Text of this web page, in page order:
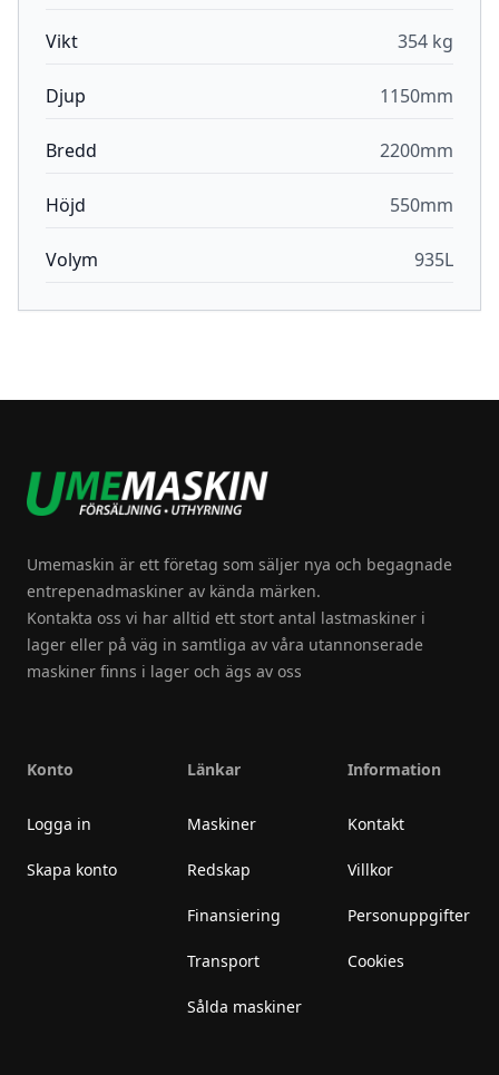
Vikt 354 kg
Djup 1150mm
Bredd 2200mm
Höjd 550mm
Volym 935L
Umemaskin är ett företag som säljer nya och begagnade
entrepenadmaskiner av kända märken.
Kontakta oss vi har alltid ett stort antal lastmaskiner i
lager eller på väg in samtliga av våra utannonserade
maskiner finns i lager och ägs av oss
Konto
Logga in
Skapa konto
Länkar
Maskiner
Redskap
Finansiering
Transport
Sålda maskiner
Information
Kontakt
Villkor
Personuppgifter
Cookies